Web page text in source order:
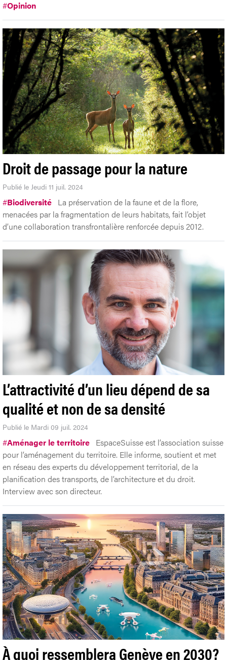
#Opinion
Droit de passage pour la nature
Publié le Jeudi 11 juil. 2024
#Biodiversité La préservation de la faune et de la flore,
menacées par la fragmentation de leurs habitats, fait l’objet
d’une collaboration transfrontalière renforcée depuis 2012.
L’attractivité d’un lieu dépend de sa
qualité et non de sa densité
Publié le Mardi 09 juil. 2024
#Aménager le territoire EspaceSuisse est l’association suisse
pour l’aménagement du territoire. Elle informe, soutient et met
en réseau des experts du développement territorial, de la
planification des transports, de l’architecture et du droit.
Interview avec son directeur.
À quoi ressemblera Genève en 2030?